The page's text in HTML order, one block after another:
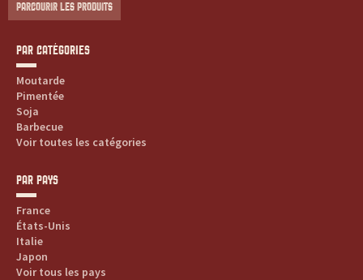
PARCOURIR LES PRODUITS
PAR CATÉGORIES
Moutarde
Pimentée
Soja
Barbecue
Voir toutes les catégories
PAR PAYS
France
États-Unis
Italie
Japon
Voir tous les pays